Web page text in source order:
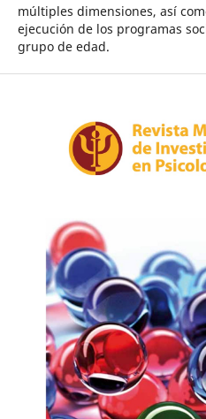
múltiples dimensiones, así
ejecución de los programas
grupo de edad.